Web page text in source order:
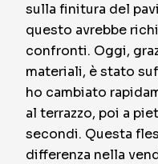
sulla finitura del
questo avrebbe
confronti. Oggi,
materiali, è stato
ho cambiato
al terrazzo, poi a
secondi. Questa
differenza nella